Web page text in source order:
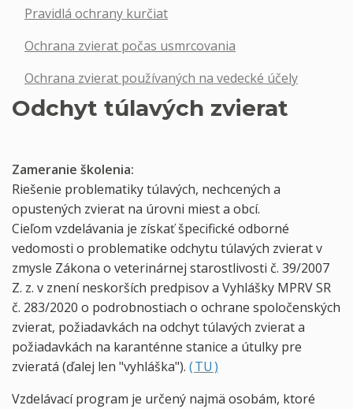
Pravidlá ochrany kurčiat
Ochrana zvierat počas usmrcovania
Ochrana zvierat používaných na vedecké účely
Odchyt túlavých zvierat
Zameranie školenia:
Riešenie problematiky túlavých, nechcených a
opustených zvierat na úrovni miest a obcí.
Cieľom vzdelávania je získať špecifické odborné
vedomosti o problematike odchytu túlavých zvierat v
zmysle Zákona o veterinárnej starostlivosti č. 39/2007
Z. z. v znení neskorších predpisov a Vyhlášky MPRV SR
č. 283/2020 o podrobnostiach o ochrane spoločenských
zvierat, požiadavkách na odchyt túlavých zvierat a
požiadavkách na karanténne stanice a útulky pre
zvieratá (ďalej len "vyhláška"). ( TU )
Vzdelávací program je určený najmä osobám, ktoré